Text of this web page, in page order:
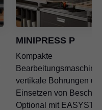
MINIPRESS P
Kompakte
Bearbeitungsmaschine
vertikale Bohrungen
Einsetzen von
Optional mit